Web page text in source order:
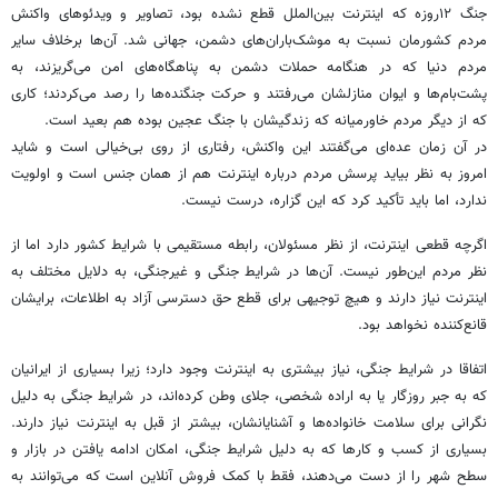
جنگ ۱۲روزه که اینترنت بین‌الملل قطع نشده بود، تصاویر و ویدئوهای واکنش‌
مردم کشورمان نسبت به موشک‌باران‌های دشمن، جهانی شد. آن‌ها برخلاف سایر
مردم دنیا که در هنگامه حملات دشمن به پناهگاه‌های امن می‌گریزند، به
پشت‌بام‌ها و ایوان منازلشان می‌رفتند و حرکت جنگنده‌ها را رصد می‌کردند؛ کاری
که از دیگر مردم خاورمیانه که زندگیشان با جنگ عجین بوده هم بعید است.
در آن زمان عده‌ای می‌گفتند این واکنش، رفتاری از روی بی‌خیالی است و شاید
امروز به نظر بیاید پرسش مردم درباره اینترنت هم از همان جنس است و اولویت
ندارد، اما باید تأکید کرد که این گزاره، درست نیست.
اگرچه قطعی اینترنت، از نظر مسئولان، رابطه مستقیمی با شرایط کشور دارد اما از
نظر مردم این‌طور نیست. آن‌ها در شرایط جنگی و غیرجنگی، به دلایل مختلف به
اینترنت نیاز دارند و هیچ توجیهی برای قطع حق دسترسی آزاد به اطلاعات، برایشان
قانع‌کننده نخواهد بود.
اتفاقا در شرایط جنگی، نیاز بیشتری به اینترنت وجود دارد؛ زیرا بسیاری از ایرانیان
که به جبر روزگار یا به اراده شخصی، جلای وطن کرده‌اند، در شرایط جنگی به دلیل
نگرانی برای سلامت خانواده‌ها و آشنایانشان، بیشتر از قبل به اینترنت نیاز دارند.
بسیاری از کسب و کارها که به دلیل شرایط جنگی، امکان ادامه یافتن در بازار و
سطح شهر را از دست می‌دهند، فقط با کمک فروش آنلاین است که می‌توانند به